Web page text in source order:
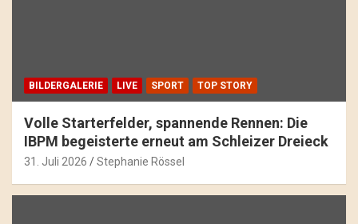
BILDERGALERIE LIVE SPORT TOP STORY
Volle Starterfelder, spannende Rennen: Die
IBPM begeisterte erneut am Schleizer Dreieck
31. Juli 2026 Stephanie Rössel